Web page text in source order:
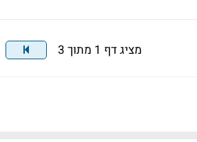
מציג דף 1 מתוך 3